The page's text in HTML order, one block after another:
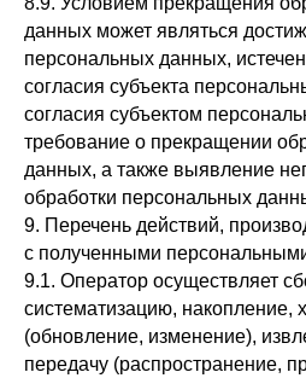
данных может являться
персональных данных,
согласия субъекта
согласия субъектом
требование о прекращении
данных, а также выявление
обработки персональных
9. Перечень действий,
с полученными
9.1. Оператор осуществляет
систематизацию, накопление,
(обновление, изменение),
передачу (распространение,